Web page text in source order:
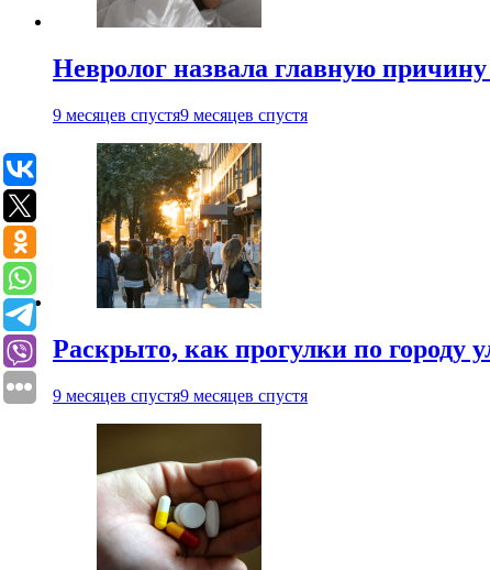
Невролог назвала главную
9 месяцев спустя9 месяцев спустя
Раскрыто, как прогулки по городу
9 месяцев спустя9 месяцев спустя